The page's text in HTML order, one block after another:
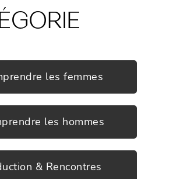
les femmes
les hommes
& Rencontres